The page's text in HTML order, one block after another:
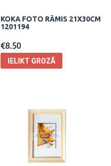
KOKA FOTO RĀMIS 21X30CM
1201194
€8.50
IELIKT GROZĀ